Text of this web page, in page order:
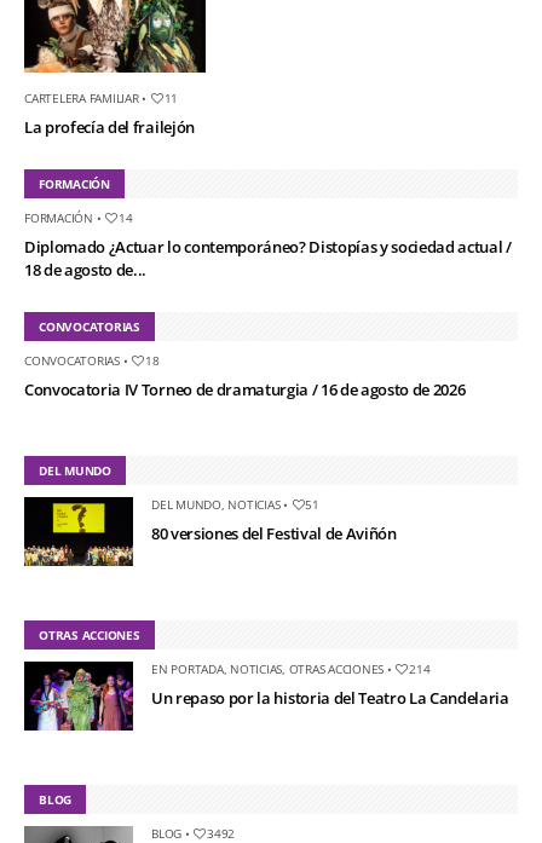
CARTELERA FAMILIAR• 11
La profecía del frailejón
FORMACIÓN
FORMACIÓN • 14
Diplomado ¿Actuar lo contemporáneo? Distopías y sociedad actual /
18 de agosto de...
CONVOCATORIAS
CONVOCATORIAS• 18
Convocatoria IV Torneo de dramaturgia / 16 de agosto de 2026
DEL MUNDO
DEL MUNDO, NOTICIAS• 51
80 versiones del Festival de Aviñón
OTRAS ACCIONES
EN PORTADA, NOTICIAS OTRAS ACCIONES • 214
Un repaso por la historia del Teatro La Candelaria
BLOG
BLOG • 3492